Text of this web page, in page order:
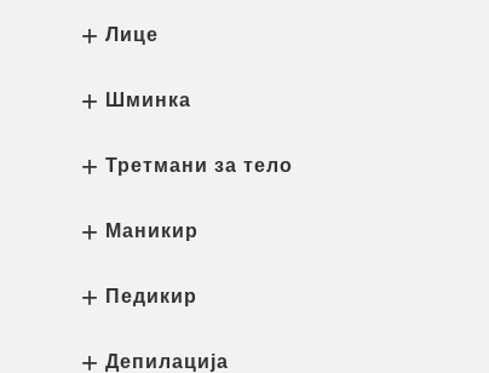
Лице
Шминка
Третмани за тело
Маникир
Педикир
Депилација